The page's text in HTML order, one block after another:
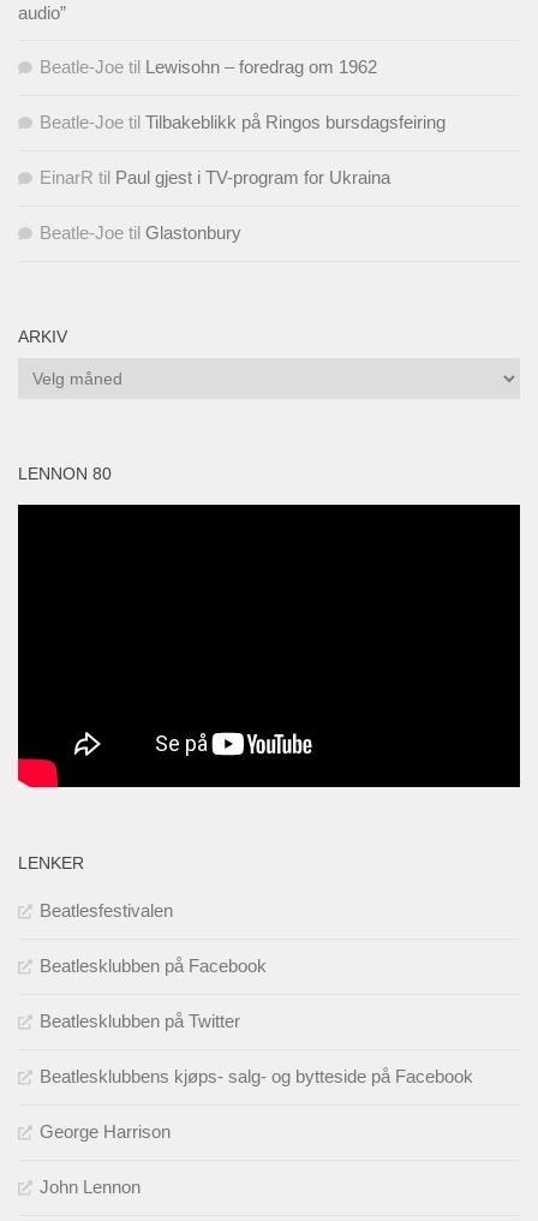
audio”
Beatle-Joe til Lewisohn – foredrag om 1962
Beatle-Joe til Tilbakeblikk på Ringos bursdagsfeiring
EinarR til Paul gjest i TV-program for Ukraina
Beatle-Joe til Glastonbury
ARKIV
Arkiv
LENNON 80
LENKER
Beatlesfestivalen
Beatlesklubben på Facebook
Beatlesklubben på Twitter
Beatlesklubbens kjøps- salg- og bytteside på Facebook
George Harrison
John Lennon